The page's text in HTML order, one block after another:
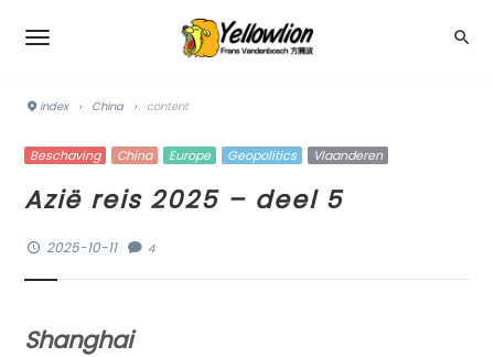
index › China › content
Beschaving China Europe Geopolitics Vlaanderen
Azië reis 2025 – deel 5
2025-10-11 4
Shanghai